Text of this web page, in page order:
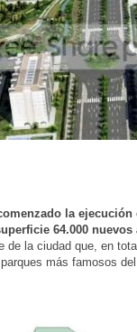
la ejecución
64.000 nuevos
de la ciudad que, en
más famosos